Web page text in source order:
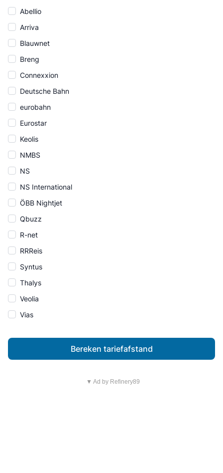
Abellio
Arriva
Blauwnet
Breng
Connexxion
Deutsche Bahn
eurobahn
Eurostar
Keolis
NMBS
NS
NS International
ÖBB Nightjet
Qbuzz
R-net
RRReis
Syntus
Thalys
Veolia
Vias
Bereken tariefafstand
▼ Ad by Refinery89